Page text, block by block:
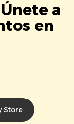
a
en
Store